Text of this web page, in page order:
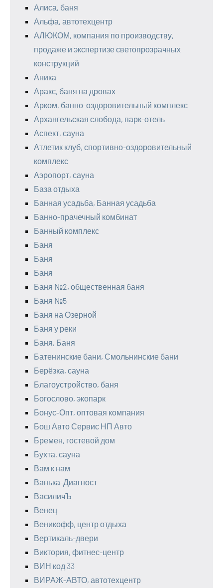
Алиса, баня
Альфа, автотехцентр
АЛЮКОМ, компания по производству,
продаже и экспертизе светопрозрачных
конструкций
Аника
Аракс, баня на дровах
Арком, банно-оздоровительный комплекс
Архангельская слобода, парк-отель
Аспект, сауна
Атлетик клуб, спортивно-оздоровительный
комплекс
Аэропорт, сауна
База отдыха
Банная усадьба, Банная усадьба
Банно-прачечный комбинат
Банный комплекс
Баня
Баня
Баня
Баня №2, общественная баня
Баня №5
Баня на Озерной
Баня у реки
Баня, Баня
Батенинские бани, Смольнинские бани
Берёзка, сауна
Благоустройство, баня
Богослово, экопарк
Бонус-Опт, оптовая компания
Бош Авто Сервис НП Авто
Бремен, гостевой дом
Бухта, сауна
Вам к нам
Ванька-Диагност
ВасиличЪ
Венец
Веникофф, центр отдыха
Вертикаль-двери
Виктория, фитнес-центр
ВИН код 33
ВИРАЖ-АВТО, автотехцентр